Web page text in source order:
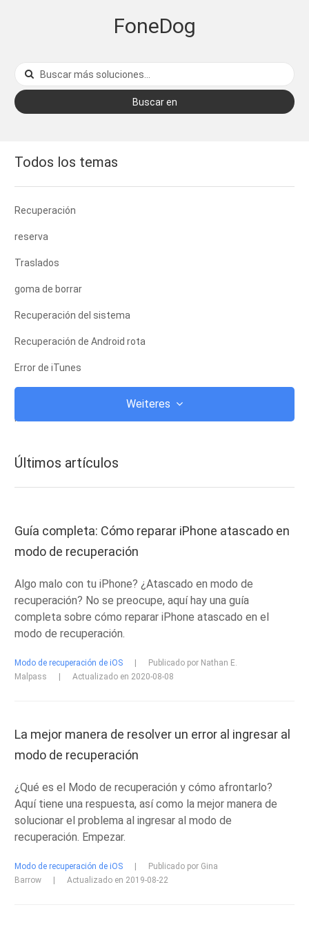
FoneDog
Buscar en
Todos los temas
Recuperación
reserva
Traslados
goma de borrar
Recuperación del sistema
Recuperación de Android rota
Error de iTunes
iTunes
ROM de Android
fuga
Actualizar
Frozen
Weiteres
Últimos artículos
Guía completa: Cómo reparar iPhone atascado en
modo de recuperación
Algo malo con tu iPhone? ¿Atascado en modo de
recuperación? No se preocupe, aquí hay una guía
completa sobre cómo reparar iPhone atascado en el
modo de recuperación.
Modo de recuperación de iOS
Publicado por Nathan E.
Malpass
Actualizado en 2020-08-08
La mejor manera de resolver un error al ingresar al
modo de recuperación
¿Qué es el Modo de recuperación y cómo afrontarlo?
Aquí tiene una respuesta, así como la mejor manera de
solucionar el problema al ingresar al modo de
recuperación. Empezar.
Modo de recuperación de iOS
Publicado por Gina
Barrow
Actualizado en 2019-08-22